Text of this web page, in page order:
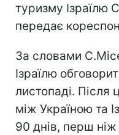
туризму Ізраїлю
передає
За словами
Ізраїлю
листопаді. Після
між Україною та
90 днів, перш ніж